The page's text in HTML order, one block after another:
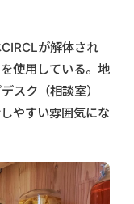
が解体され
使用している。地
スク（相談室）
やすい雰囲気にな